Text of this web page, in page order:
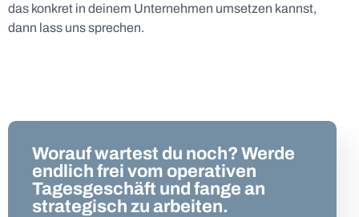
das konkret in deinem Unternehmen umsetzen kannst,
dann lass uns sprechen.
Worauf wartest du noch? Werde
endlich frei vom operativen
Tagesgeschäft und fange an
strategisch zu arbeiten.